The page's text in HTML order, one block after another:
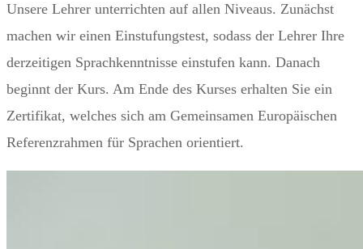
Unsere Lehrer unterrichten auf allen Niveaus. Zunächst
machen wir einen Einstufungstest, sodass der Lehrer Ihre
derzeitigen Sprachkenntnisse einstufen kann. Danach
beginnt der Kurs. Am Ende des Kurses erhalten Sie ein
Zertifikat, welches sich am Gemeinsamen Europäischen
Referenzrahmen für Sprachen orientiert.